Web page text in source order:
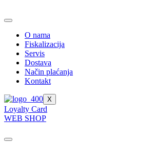
to
O nama
Fiskalizacija
Servis
Dostava
Način plaćanja
Kontakt
X
Loyalty Card
WEB SHOP